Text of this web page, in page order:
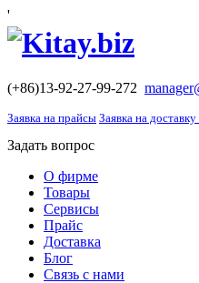
'
(+86)13-92-27-99-272
Заявка на прайсы Заявка на
Задать вопрос
О фирме
Товары
Сервисы
Прайс
Доставка
Блог
Связь с нами